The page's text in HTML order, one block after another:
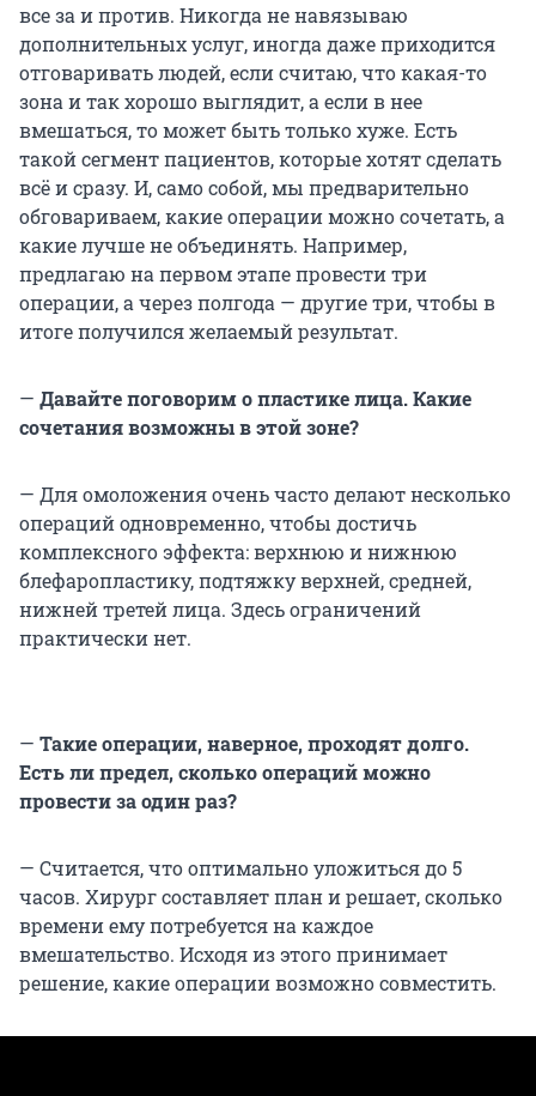
все за и против. Никогда не навязываю
дополнительных услуг, иногда даже приходится
отговаривать людей, если считаю, что какая-то
зона и так хорошо выглядит, а если в нее
вмешаться, то может быть только хуже. Есть
такой сегмент пациентов, которые хотят сделать
всё и сразу. И, само собой, мы предварительно
обговариваем, какие операции можно сочетать, а
какие лучше не объединять. Например,
предлагаю на первом этапе провести три
операции, а через полгода — другие три, чтобы в
итоге получился желаемый результат.
— Давайте поговорим о пластике лица. Какие
сочетания возможны в этой зоне?
— Для омоложения очень часто делают несколько
операций одновременно, чтобы достичь
комплексного эффекта: верхнюю и нижнюю
блефаропластику, подтяжку верхней, средней,
нижней третей лица. Здесь ограничений
практически нет.
— Такие операции, наверное, проходят долго.
Есть ли предел, сколько операций можно
провести за один раз?
— Считается, что оптимально уложиться до 5
часов. Хирург составляет план и решает, сколько
времени ему потребуется на каждое
вмешательство. Исходя из этого принимает
решение, какие операции возможно совместить.